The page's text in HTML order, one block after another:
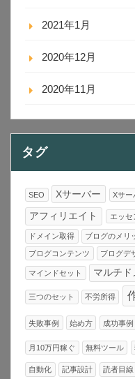
2021年1月
2020年12月
2020年11月
タグ
SEO Xサーバー Xサー
アフィリエイト エッセ
ドメイン取得 ブログのメリ
ブログコンテンツ ブログデ
マインドセット マルチド
三つのセット 不労所得
失敗事例 始め方 成功事例
月10万円稼ぐ 無料ツール
自動化 記事設計 読者目線